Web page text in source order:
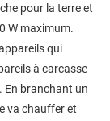
pour la terre et
W maximum.
qui
à carcasse
En branchant un
va chauffer et